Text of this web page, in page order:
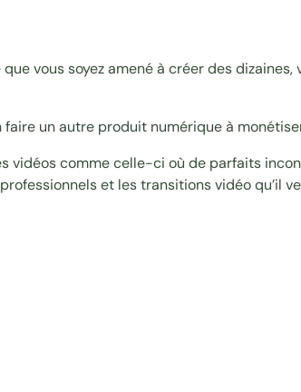
vous soyez amené à créer des
un autre produit numérique à
vidéos commecelle-ci où de parfaits
et les transitions vidéo qu’il